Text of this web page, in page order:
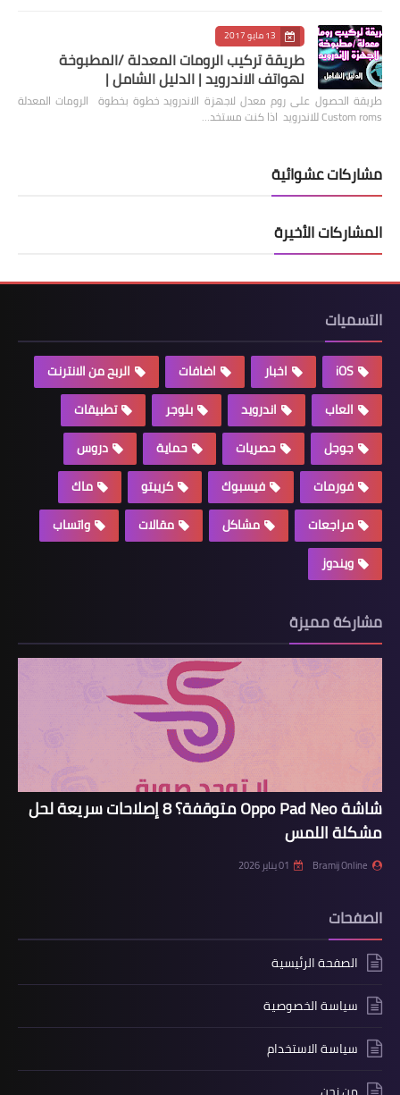
13 مايو 2017
طريقة تركيب الرومات المعدلة /المطبوخة
لهواتف الاندرويد | الدليل الشامل |
طريقة الحصول على روم معدل لاجهزة الاندرويد خطوة بخطوة الرومات المعدلة
Custom roms للاندرويد اذا كنت مستخد…
مشاركات عشوائية
المشاركات الأخيرة
التسميات
iOS اخبار اضافات
الربح من الانترنت
العاب
اندرويد بلوجر
تطبيقات
جوجل
حصريات حماية
دروس
فورمات
فيسبوك كريبتو
ماك
مراجعات
مشاكل مقالات
واتساب
ويندوز
مشاركة مميزة
شاشة Oppo Pad Neo متوقفة؟ 8 إصلاحات سريعة لحل
مشكلة اللمس
Bramij Online 01 يناير 2026
الصفحات
الصفحة الرئيسية
سياسة الخصوصية
سياسة الاستخدام